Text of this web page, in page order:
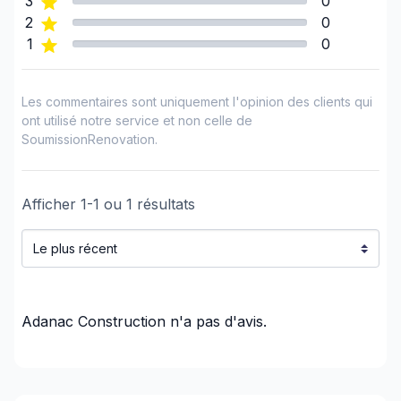
Infiltration - Toiture
Isolation - Extérieur
Margelle
Patio - Au sol
Peinture - Extérieur
Peinture - Intérieur
Plancher - Installation
Plancher chauffant (électrique)
Portes & Fenêtres - Fournir et installer
Portes & Fenêtres - Fournir seulement
Rénovation Logement Locatif
2
0
1
0
Les commentaires sont uniquement l'opinion des clients qui
ont utilisé notre service et non celle de
SoumissionRenovation.
Afficher 1-1 ou 1 résultats
Adanac Construction n'a pas d'avis.